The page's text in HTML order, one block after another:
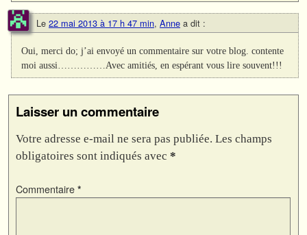
Le 22 mai 2013 à 17 h 47 min, Anne a dit :
Oui, merci do; j’ai envoyé un commentaire sur votre blog. contente
moi aussi……………Avec amitiés, en espérant vous lire souvent!!!
Laisser un commentaire
Votre adresse e-mail ne sera pas publiée. Les champs
obligatoires sont indiqués avec *
Commentaire *